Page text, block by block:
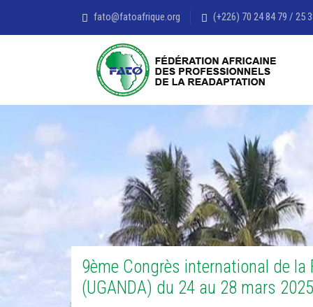
fato@fatoafrique.org (+226) 70 24 84 79 / 25
9ème Congrès international de la
(UGANDA) du 24 au 28 mars 2025